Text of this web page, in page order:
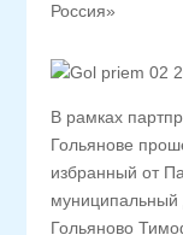
Россия»
В рамках
Гольянове
избранный от
муниципальный
Гольяново